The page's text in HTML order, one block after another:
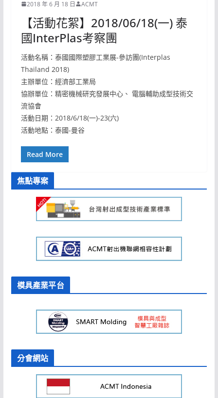
2018 年 6 月 18 日 ACMT
【活動花絮】2018/06/18(一) 泰
國InterPlas考察團
活動名稱：泰國國際塑膠工業展-參訪團(Interplas
Thailand 2018)
主辦單位：經濟部工業局
協辦單位：精密機械研究發展中心、 電腦輔助成型技術交
流協會
活動日期：2018/6/18(一)-23(六)
活動地點：泰國-曼谷
Read More
焦點專案
模具產業平台
分會網站